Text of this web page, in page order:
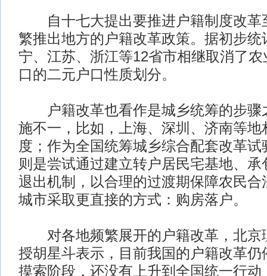
自十七大提出要推进户籍制度改革
繁推出地方的户籍改革政策。据初步统
宁、江苏、浙江等12省市相继取消了
口的二元户口性质划分。
户籍改革也看作是城乡统筹的步骤
施不一，比如，上海、深圳、济南等地
度；作为全国统筹城乡综合配套改革
则是尝试通过建立转户居民宅基地、
退出机制，以合理的过渡期保障农民合
城市采取更直接的方式：购房落户。
对各地频繁展开的户籍改革，北京
授胡星斗表示，目前我国的户籍改革仍
摸索阶段，还没有上升到全国统一行动